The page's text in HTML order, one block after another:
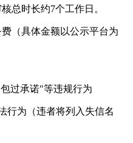
总时长约7个工作日。
（具体金额以公示平台为
过承诺"等违规行为
行为（违者将列入失信名